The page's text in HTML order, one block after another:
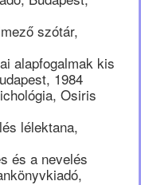
szótár,
alapfogalmak kis
1984
Osiris
lélektana,
és a nevelés